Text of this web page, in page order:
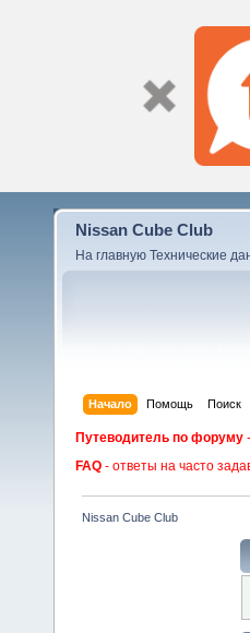
Nissan Cube Club
На главную Технические
Начало Помощь Поиск
Путеводитель по форуму
FAQ - ответы на часто
Nissan Cube Club